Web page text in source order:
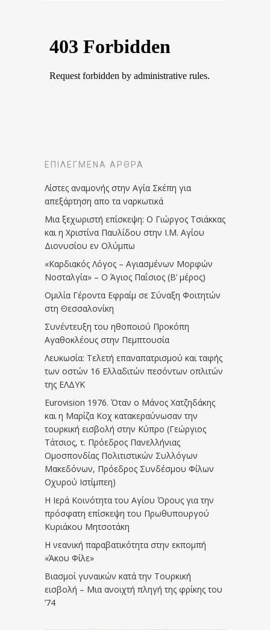
ΕΠΙΛΕΓΜΈΝΑ ΆΡΘΡΑ
Λίστες αναμονής στην Αγία Σκέπη για
απεξάρτηση απο τα ναρκωτικά
Μια ξεχωριστή επίσκεψη: Ο Γιώργος Τσιάκκας
και η Χριστίνα Παυλίδου στην Ι.Μ. Αγίου
Διονυσίου εν Ολύμπω
«Καρδιακός Λόγος – Αγιασμένων Μορφών
Νοσταλγία» – Ο Άγιος Παΐσιος (Β’ μέρος)
Ομιλία Γέροντα Εφραίμ σε Σύναξη Φοιτητών
στη Θεσσαλονίκη
Συνέντευξη του ηθοποιού Προκόπη
Αγαθοκλέους στην Πεμπτουσία
Λευκωσία: Τελετή επαναπατρισμού και ταφής
των οστών 16 Ελλαδιτών πεσόντων οπλιτών
της ΕΛΔΥΚ
Eurovision 1976. Όταν ο Μάνος Χατζηδάκης
και η Μαρίζα Κοχ κατακεραύνωσαν την
τουρκική εισβολή στην Κύπρο (Γεώργιος
Τάτσιος, τ. Πρόεδρος Πανελλήνιας
Ομοσπονδίας Πολιτιστικών Συλλόγων
Μακεδόνων, Πρόεδρος Συνδέσμου Φίλων
Οχυρού Ιστίμπεη)
Η Ιερά Κοινότητα του Αγίου Όρους για την
πρόσφατη επίσκεψη του Πρωθυπουργού
Κυριάκου Μητσοτάκη
Η νεανική παραβατικότητα στην εκπομπή
«Άκου Φίλε»
Βιασμοί γυναικών κατά την Τουρκική
εισβολή – Μια ανοιχτή πληγή της φρίκης του
’74